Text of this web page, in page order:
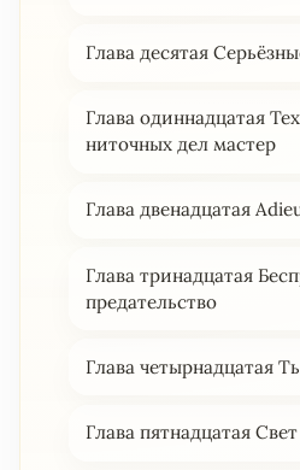
Глава десятая
Глава одиннадцатая
ниточных дел мастер
Глава двенадцатая
Глава тринадцатая
предательство
Глава четырнадцатая
Глава пятнадцатая Свет